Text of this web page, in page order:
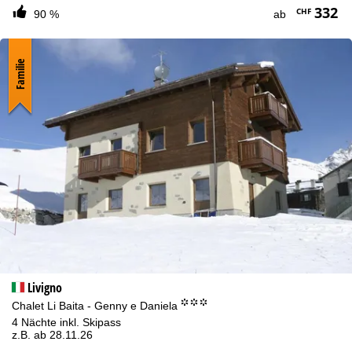
90 %
ab CHF332
Livigno
Chalet Li Baita - Genny e Daniela °°°
4 Nächte inkl. Skipass
z.B. ab 28.11.26
Familie